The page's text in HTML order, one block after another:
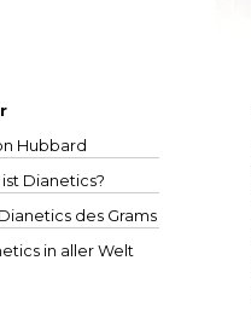
Hubbard
ist Dianetics?
Dianetics des Grams
in aller Welt